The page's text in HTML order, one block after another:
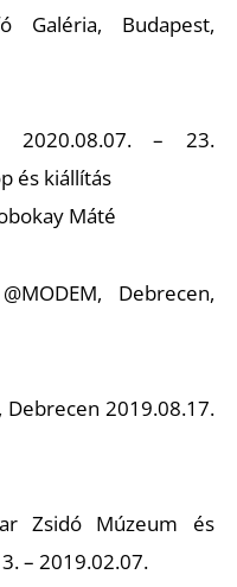
Galéria, Budapest,
2020.08.07. – 23.
és kiállítás
Máté
Debrecen,
Debrecen 2019.08.17.
Zsidó Múzeum és
– 2019.02.07.